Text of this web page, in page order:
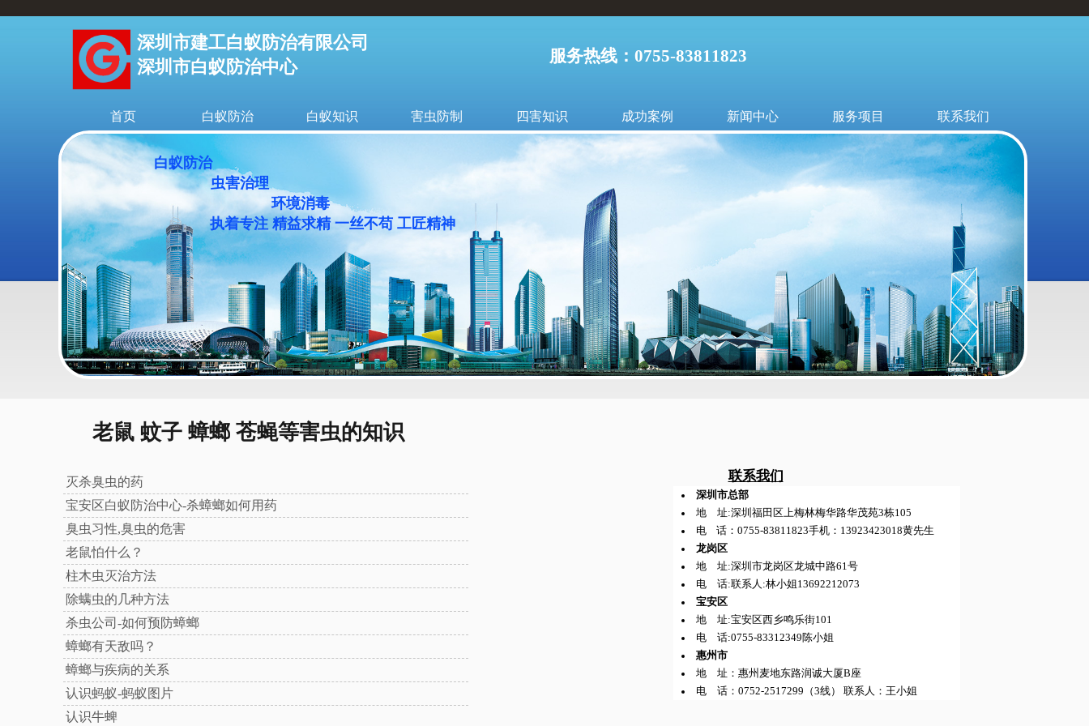
首页 白蚁防治 白蚁知识 害虫防制 四害知识 成功案例 新闻中心 服务项目 联系我们
深圳市建工白蚁防治有限公司
深圳市白蚁防治中心
服务热线：0755-83811823
白蚁防治
虫害治理
环境消毒
执着专注 精益求精 一丝不苟 工匠精神
联系我们
深圳市总部
地 址:深圳福田区上梅林梅华路华茂苑3栋105
电 话：0755-83811823手机：13923423018黄先生
龙岗区
地 址:深圳市龙岗区龙城中路61号
电 话:联系人:林小姐13692212073
宝安区
地 址:宝安区西乡鸣乐街101
电 话:0755-83312349陈小姐
惠州市
地 址：惠州麦地东路润诚大厦B座
电 话：0752-2517299（3线） 联系人：王小姐
灭杀臭虫的药
宝安区白蚁防治中心-杀蟑螂如何用药
臭虫习性,臭虫的危害
老鼠怕什么？
柱木虫灭治方法
除螨虫的几种方法
杀虫公司-如何预防蟑螂
蟑螂有天敌吗？
蟑螂与疾病的关系
认识蚂蚁-蚂蚁图片
认识牛蜱
老鼠 蚊子 蟑螂 苍蝇等害虫的知识
国内外林木白蚁研究
白蚁防治-美国心居康白蚁族群灭